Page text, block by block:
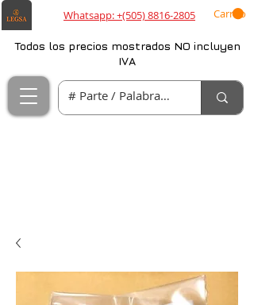
Whatsapp: +(505) 8816-2805 Carrito
Todos los precios mostrados NO incluyen
IVA